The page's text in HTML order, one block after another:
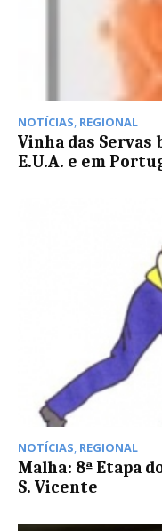
NOTÍCIAS, REGIONAL
Vinha das
E.U.A. e em
NOTÍCIAS, REGIONAL
Malha: 8ª Etapa
S. Vicente